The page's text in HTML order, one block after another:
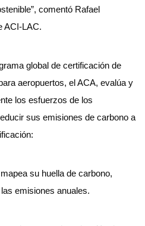
comentó Rafael
ACI-LAC.
global de certificación de
aeropuertos, el ACA, evalúa y
los esfuerzos de los
sus emisiones de carbono a
su huella de carbono,
emisiones anuales.